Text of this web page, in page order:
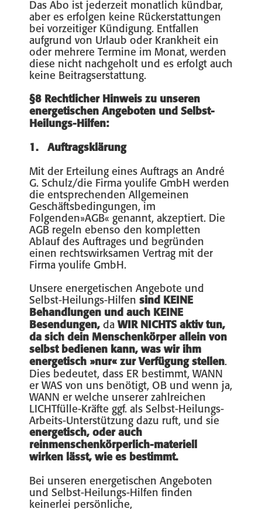
Das Abo ist jederzeit monatlich kündbar,
aber es erfolgen keine Rückerstattungen
bei vorzeitiger Kündigung. Entfallen
aufgrund von Urlaub oder Krankheit ein
oder mehrere Termine im Monat, werden
diese nicht nachgeholt und es erfolgt auch
keine Beitragserstattung.
§8 Rechtlicher Hinweis zu unseren
energetischen Angeboten und Selbst-
Heilungs-Hilfen:
1. Auftragsklärung
Mit der Erteilung eines Auftrags an André
G. Schulz/die Firma youlife GmbH werden
die entsprechenden Allgemeinen
Geschäftsbedingungen, im
Folgenden»AGB« genannt, akzeptiert. Die
AGB regeln ebenso den kompletten
Ablauf des Auftrages und begründen
einen rechtswirksamen Vertrag mit der
Firma youlife GmbH.
Unsere energetischen Angebote und
Selbst-Heilungs-Hilfen sind KEINE
Behandlungen und auch KEINE
Besendungen, da WIR NICHTS aktiv tun,
da sich dein Menschenkörper allein von
selbst bedienen kann, was wir ihm
energetisch »nur« zur Verfügung stellen.
Dies bedeutet, dass ER bestimmt, WANN
er WAS von uns benötigt, OB und wenn ja,
WANN er welche unserer zahlreichen
LICHTfülle-Kräfte ggf. als Selbst-Heilungs-
Arbeits-Unterstützung dazu ruft, und sie
energetisch, oder auch
reinmenschenkörperlich-materiell
wirken lässt, wie es bestimmt.
Bei unseren energetischen Angeboten
und Selbst-Heilungs-Hilfen finden
keinerlei persönliche,